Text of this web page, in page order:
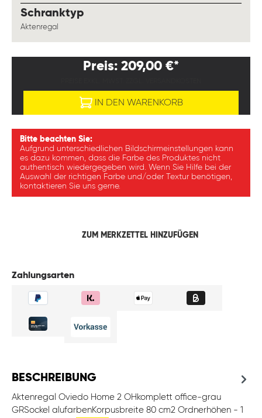
Schranktypauswählen
Aktenregal
Preis: 209,00 €*
IN DEN WARENKORB
Bitte beachten Sie:
Aufgrund unterschiedlichen Bildschirmeinstellungen kann
es dazu kommen, dass die Farbe des Produktes nicht
authentisch wiedergegeben wird. Wenn Sie Hilfe bei der
Auswahl der richtigen Farbe und/oder Textur benötigen,
kontaktieren Sie uns gerne.
ZUM MERKZETTEL HINZUFÜGEN
Zahlungsarten
BESCHREIBUNG
Aktenregal Oviedo Home 2 OHkomplett office-grau
GRSockel alufarbenKorpusbreite 80 cm2 Ordnerhöhen - 1